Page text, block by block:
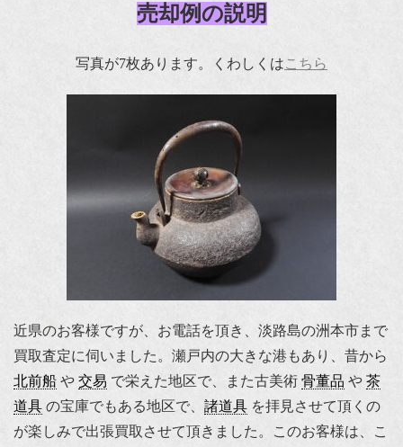
売却例の説明
写真が7枚あります。くわしくはこちら
近県のお客様ですが、お電話を頂き、淡路島の洲本市まで
買取査定に伺いました。瀬戸内の大きな港もあり、昔から
北前船 や 交易 で栄えた地区で、また古美術 骨董品 や 茶
道具 の宝庫でもある地区で、 諸道具 を拝見させて頂くの
が楽しみで出張買取させて頂きました。このお客様は、こ